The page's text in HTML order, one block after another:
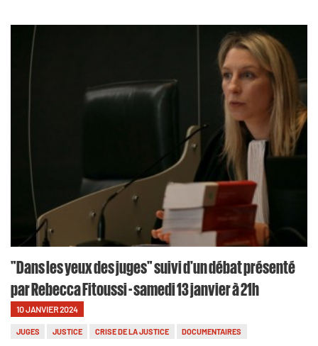
"Dans les yeux des juges" suivi d'un débat présenté
par Rebecca Fitoussi - samedi 13 janvier à 21h
10 JANVIER 2024
JUGES JUSTICE CRISE DE LA JUSTICE DOCUMENTAIRES